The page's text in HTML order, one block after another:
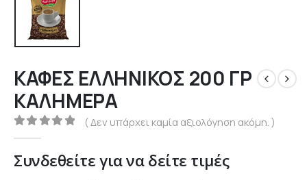
ΚΑΦΕΣ ΕΛΛΗΝΙΚΟΣ 200 ΓΡ
ΚΑΛΗΜΕΡΑ
0out of 5
( Δεν υπάρχει καμία αξιολόγηση ακόμη. )
Συνδεθείτε για να δείτε τιμές